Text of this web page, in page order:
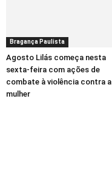
Bragança Paulista
Agosto Lilás começa nesta
sexta-feira com ações de
combate à violência contra a
mulher